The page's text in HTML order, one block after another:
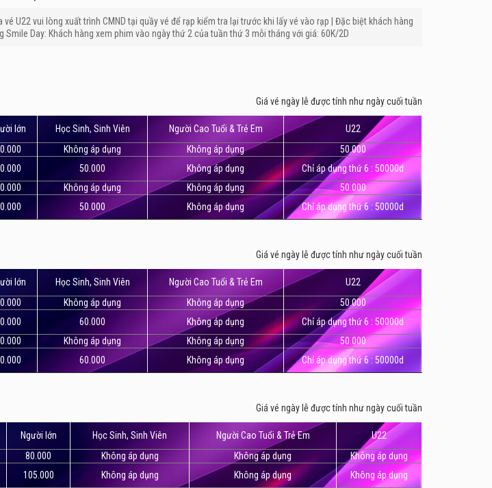
U22 vui lòng xuất trình CMND tại quầy vé để rạp kiểm tra lại trước khi lấy vé vào rạp | Đặc biệt khách hàng
Day: Khách hàng xem phim vào ngày thứ 2 của tuần thứ 3 mỗi tháng với giá: 60K/2D
Giá vé ngày lễ được tính như ngày cuối tuần
lớn Học Sinh, Sinh Viên Người Cao Tuổi & Trẻ Em U22
Không áp dụng Không áp dụng
50.000
50.000 Không áp dụng Chỉ áp dụng thứ 6 : 50000d
Không áp dụng Không áp dụng
50.000
50.000 Không áp dụng Chỉ áp dụng thứ 6 : 50000d
Giá vé ngày lễ được tính như ngày cuối tuần
lớn Học Sinh, Sinh Viên Người Cao Tuổi & Trẻ Em U22
Không áp dụng Không áp dụng
50.000
60.000 Không áp dụng Chỉ áp dụng thứ 6 : 50000d
Không áp dụng Không áp dụng
50.000
60.000 Không áp dụng Chỉ áp dụng thứ 6 : 50000d
Giá vé ngày lễ được tính như ngày cuối tuần
Người lớn Học Sinh, Sinh Viên Người Cao Tuổi & Trẻ Em U22
80.000 Không áp dụng Không áp dụng
Không áp dụng
105.000 Không áp dụng Không áp dụng Không áp dụng